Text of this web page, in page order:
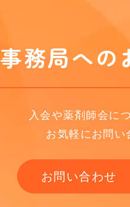
事務局への
入会や薬剤師会に
お気軽にお問い
お問い合わせ